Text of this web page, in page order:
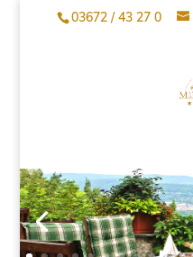
03672 / 43 27 0